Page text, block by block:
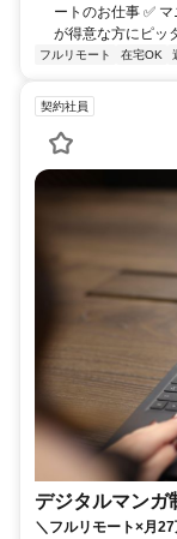
ートのお仕事 ✅
が得意な方に
フルリモート 在宅OK
契約社員
デジタルマンガ
＼フルリモート×月27